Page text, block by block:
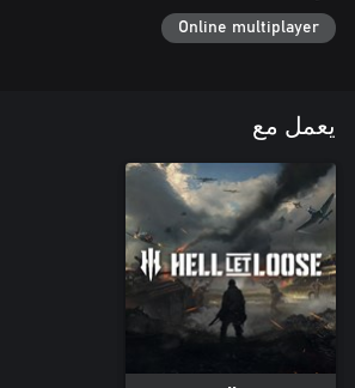
Online multiplayer
يعمل مع